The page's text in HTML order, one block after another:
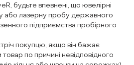
будьте впевнені, що ювелірні
або лазерну пробу державного
підприємства пробірного
покупцю, якщо він бажає
по причині невідповідного